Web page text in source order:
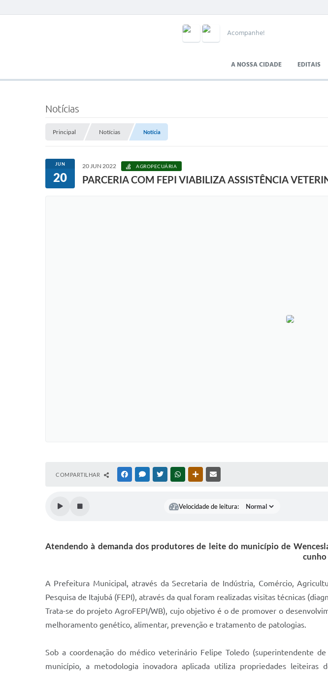
Acompanhe!
A NOSSA CIDADE EDITAIS
Notícias
Principal Notícias Notícia
JUN
20
20 JUN 2022 AGROPECUÁRIA
PARCERIA COM FEPI VIABILIZA ASSISTÊNCIA
COMPARTILHAR FACEBOOKMESSENGER
TWITTERWHATSAPPOUTRAS MÍDIAS
Velocidade de leitura:
Atendendo à demanda dos produtores de leite do município de
A Prefeitura Municipal, através da Secretaria de Indústria, Comércio,
Pesquisa de Itajubá (FEPI), através da qual foram realizadas visitas técnicas
Trata-se do projeto AgroFEPI/WB), cujo objetivo é o de promover o
melhoramento genético, alimentar, prevenção e tratamento de patologias.
Sob a coordenação do médico veterinário Felipe Toledo (superintendente
município, a metodologia inovadora aplicada utiliza propriedades